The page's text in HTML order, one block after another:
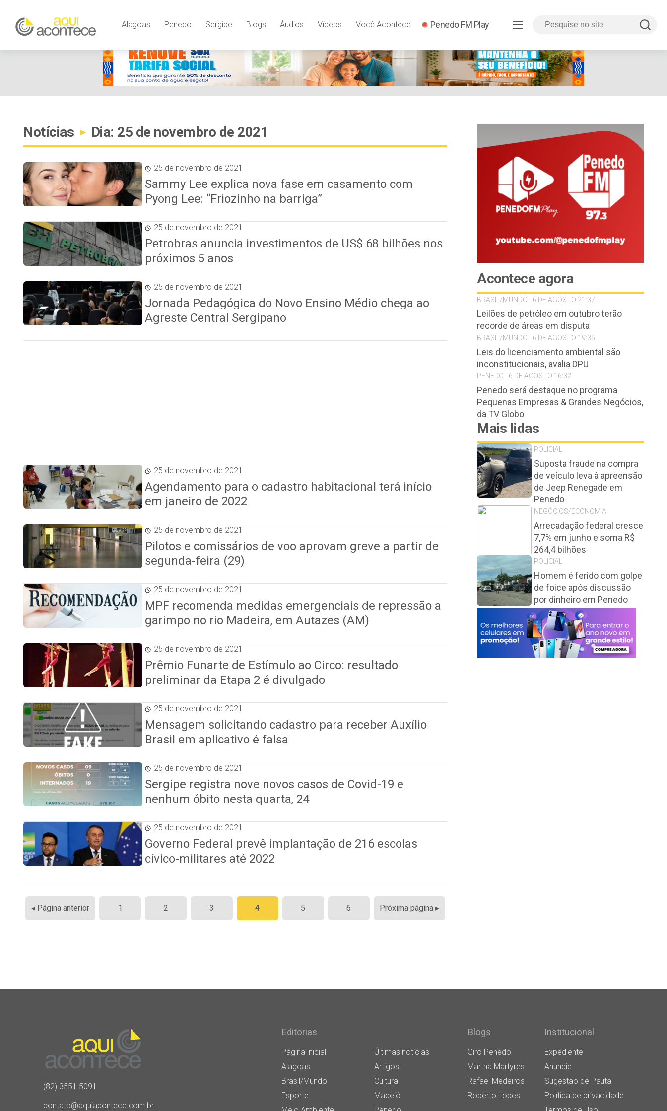
Alagoas Penedo Sergipe Blogs Áudios Vídeos Você Acontece Penedo FM Play
Notícias ▸ Dia: 25 de novembro de 2021
25 de novembro de 2021
Sammy Lee explica nova fase em casamento com
Pyong Lee: “Friozinho na barriga”
25 de novembro de 2021
Petrobras anuncia investimentos de US$ 68 bilhões nos
próximos 5 anos
25 de novembro de 2021
Jornada Pedagógica do Novo Ensino Médio chega ao
Agreste Central Sergipano
25 de novembro de 2021
Agendamento para o cadastro habitacional terá início
em janeiro de 2022
25 de novembro de 2021
Pilotos e comissários de voo aprovam greve a partir de
segunda-feira (29)
25 de novembro de 2021
MPF recomenda medidas emergenciais de repressão a
garimpo no rio Madeira, em Autazes (AM)
25 de novembro de 2021
Prêmio Funarte de Estímulo ao Circo: resultado
preliminar da Etapa 2 é divulgado
25 de novembro de 2021
Mensagem solicitando cadastro para receber Auxílio
Brasil em aplicativo é falsa
25 de novembro de 2021
Sergipe registra nove novos casos de Covid-19 e
nenhum óbito nesta quarta, 24
25 de novembro de 2021
Governo Federal prevê implantação de 216 escolas
cívico-militares até 2022
Paginação
de
◂ Página anterior 1 2 3 4 5 6 Próxima página ▸
Acontece agora
BRASIL/MUNDO - 6 DE AGOSTO 21:37
Leilões de petróleo em outubro terão
recorde de áreas em disputa
BRASIL/MUNDO - 6 DE AGOSTO 19:35
Leis do licenciamento ambiental são
inconstitucionais, avalia DPU
PENEDO - 6 DE AGOSTO 16:32
Penedo será destaque no programa
Pequenas Empresas & Grandes Negócios,
da TV Globo
Mais lidas
POLICIAL
Suposta fraude na compra
de veículo leva à apreensão
de Jeep Renegade em
Penedo
NEGÓCIOS/ECONOMIA
Arrecadação federal cresce
7,7% em junho e soma R$
264,4 bilhões
POLICIAL
Homem é ferido com golpe
de foice após discussão
por dinheiro em Penedo
(82) 3551.5091
contato@aquiacontece.com.br
Editorias
Página inicial
Últimas notícias
Alagoas
Artigos
Brasil/Mundo
Cultura
Esporte
Maceió
Blogs
Giro Penedo
Martha Martyres
Rafael Medeiros
Roberto Lopes
Institucional
Expediente
Anuncie
Sugestão de Pauta
Política de privacidade